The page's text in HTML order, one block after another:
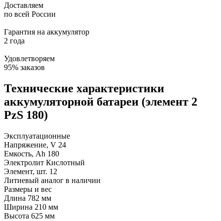
Доставляем
по всей России
Гарантия на аккумулятор
2 года
Удовлетворяем
95% заказов
Технические характеристики
аккумуляторной батареи (элемент 2
PzS 180)
Эксплуатационные
Напряжение, V 24
Емкость, Ah 180
Электролит Кислотный
Элемент, шт. 12
Литиевый аналог в наличии
Размеры и вес
Длина 782 мм
Ширина 210 мм
Высота 625 мм